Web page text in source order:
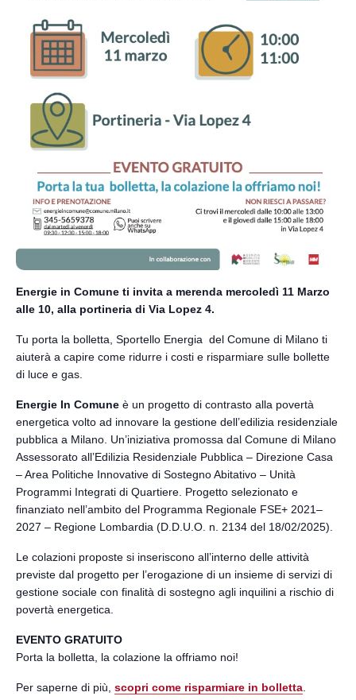
Energie in Comune ti invita a merenda mercoledì 11 Marzo
alle 10, alla portineria di Via Lopez 4.
Tu porta la bolletta, Sportello Energia del Comune di Milano ti
aiuterà a capire come ridurre i costi e risparmiare sulle bollette
di luce e gas.
Energie In Comune è un progetto di contrasto alla povertà
energetica volto ad innovare la gestione dell’edilizia residenziale
pubblica a Milano. Un’iniziativa promossa dal Comune di Milano
Assessorato all’Edilizia Residenziale Pubblica – Direzione Casa
– Area Politiche Innovative di Sostegno Abitativo – Unità
Programmi Integrati di Quartiere. Progetto selezionato e
finanziato nell’ambito del Programma Regionale FSE+ 2021–
2027 – Regione Lombardia (D.D.U.O. n. 2134 del 18/02/2025).
Le colazioni proposte si inseriscono all’interno delle attività
previste dal progetto per l’erogazione di un insieme di servizi di
gestione sociale con finalità di sostegno agli inquilini a rischio di
povertà energetica.
EVENTO GRATUITO
Porta la bolletta, la colazione la offriamo noi!
Per saperne di più, scopri come risparmiare in bolletta